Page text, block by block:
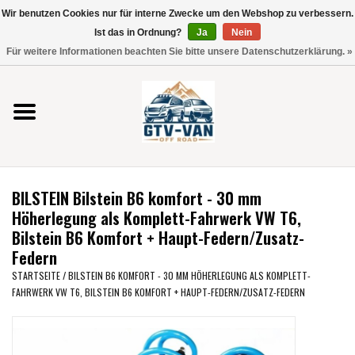
Verwende
die
nach
oben
und
unten,
verfügbare
Ergebnis
auszuwählen.
die
Eingabetaste,
zum
Vito / V-Klasse 447
Viano /Vito 639
VW T7 2025
VW T6
VW T5
BILSTEIN Bilstein B6 komfort - 30 mm
Höherlegung als Komplett-Fahrwerk VW T6,
Bilstein B6 Komfort + Haupt-Federn/Zusatz-
Federn
STARTSEITE/BILSTEIN B6 KOMFORT - 30 MM HÖHERLEGUNG ALS KOMPLETT-
FAHRWERK VW T6, BILSTEIN B6 KOMFORT + HAUPT-FEDERN/ZUSATZ-FEDERN
Wir benutzen Cookies nur für interne Zwecke um den Webshop zu verbessern.
Ist das in Ordnung?
Ja
Nein
Für weitere Informationen beachten Sie bitte unsere Datenschutzerklärung. »